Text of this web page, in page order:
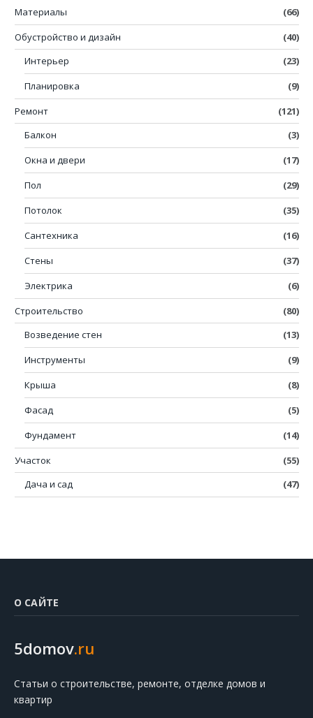
Материалы
(66)
Обустройство и дизайн
(40)
Интерьер
(23)
Планировка
(9)
Ремонт
(121)
Балкон
(3)
Окна и двери
(17)
Пол
(29)
Потолок
(35)
Сантехника
(16)
Стены
(37)
Электрика
(6)
Строительство
(80)
Возведение стен
(13)
Инструменты
(9)
Крыша
(8)
Фасад
(5)
Фундамент
(14)
Участок
(55)
Дача и сад
(47)
О САЙТЕ
5domov.ru
Статьи о строительстве, ремонте, отделке домов и
квартир